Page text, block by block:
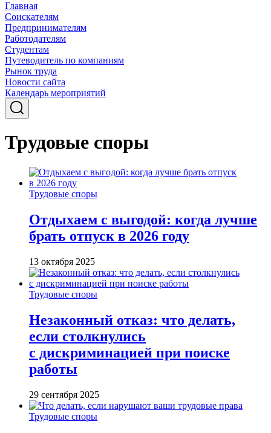
Главная
Соискателям
Предпринимателям
Работодателям
Студентам
Путеводитель по компаниям
Рынок труда
Новости сайта
Календарь мероприятий
Трудовые споры
Трудовые споры
Отдыхаем с выгодой: когда лучше
брать отпуск в 2026 году
13 октября 2025
Трудовые споры
Незаконный отказ: что делать,
если столкнулись
с дискриминацией при поиске
работы
29 сентября 2025
Трудовые споры